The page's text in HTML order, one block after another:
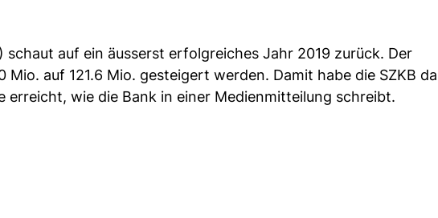
schaut auf ein äusserst erfolgreiches Jahr 2019 zurück. Der
auf 121.6 Mio. gesteigert werden. Damit habe die SZKB
erreicht, wie die Bank in einer Medienmitteilung schreibt.